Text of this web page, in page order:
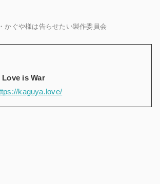
かぐや様は告らせたい製作委員会
is War
kaguya.love/